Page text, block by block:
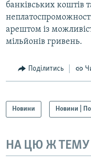
банківських коштів
арештом із
мільйонів гривень.
Поділитись
Новини Новини |
НА ЦЮ Ж ТЕМУ